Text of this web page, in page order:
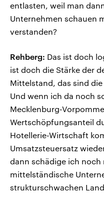
entlasten, weil man
Unternehmen schauen
verstanden?
Rehberg: Das ist doch
ist doch die Stärke der
Mittelstand, das sind
Und wenn ich da noch
Mecklenburg-
Wertschöpfungsanteil
Hotellerie-Wirtschaft
Umsatzsteuersatz
dann schädige ich noch
mittelständische
strukturschwachen